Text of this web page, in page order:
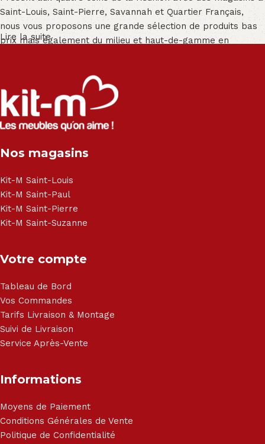
Saint-Louis, Saint-Pierre, Savannah et Quartier Français,
nous vous proposons une grande sélection de produits bas
prix mais également du milieu et haut-de-gamme en
Salon angle - Salon convertible - Salon relax - Canapé -
Canapé lit - Cuisine sur-mesure - Fauteuil - Armoire - Table
et chaise - Meuble de salle de bain - Literie - Lit - Bureau -
Électroménager - Télévision led - Réfrigérateur -
- Matelas - Hifi Hitachi, LG, Sharp, Philips, Bosh, Moulinex,
Haier, Sony, Cecotec, Westpoint, Dyson.
Lire la suite
Nos magasins
Kit-M Saint-Louis
Kit-M Saint-Paul
Kit-M Saint-Pierre
Kit-M Saint-Suzanne
Votre compte
Tableau de Bord
Vos Commandes
Tarifs Livraison & Montage
Suivi de Livraison
Service Après-Vente
Informations
Moyens de Paiement
Conditions Générales de Vente
Politique de Confidentialité